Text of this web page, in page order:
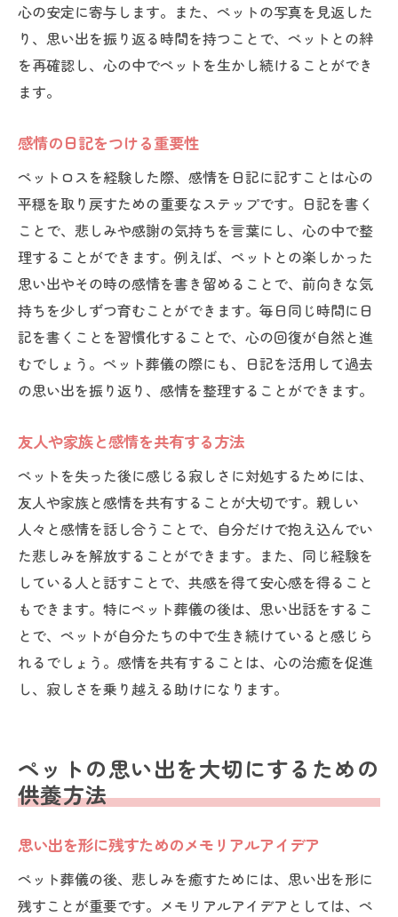
心の安定に寄与します。また、ペットの写真を見返した
り、思い出を振り返る時間を持つことで、ペットとの絆
を再確認し、心の中でペットを生かし続けることができ
ます。
感情の日記をつける重要性
ペットロスを経験した際、感情を日記に記すことは心の
平穏を取り戻すための重要なステップです。日記を書く
ことで、悲しみや感謝の気持ちを言葉にし、心の中で整
理することができます。例えば、ペットとの楽しかった
思い出やその時の感情を書き留めることで、前向きな気
持ちを少しずつ育むことができます。毎日同じ時間に日
記を書くことを習慣化することで、心の回復が自然と進
むでしょう。ペット葬儀の際にも、日記を活用して過去
の思い出を振り返り、感情を整理することができます。
友人や家族と感情を共有する方法
ペットを失った後に感じる寂しさに対処するためには、
友人や家族と感情を共有することが大切です。親しい
人々と感情を話し合うことで、自分だけで抱え込んでい
た悲しみを解放することができます。また、同じ経験を
している人と話すことで、共感を得て安心感を得ること
もできます。特にペット葬儀の後は、思い出話をするこ
とで、ペットが自分たちの中で生き続けていると感じら
れるでしょう。感情を共有することは、心の治癒を促進
し、寂しさを乗り越える助けになります。
ペットの思い出を大切にするための
供養方法
思い出を形に残すためのメモリアルアイデア
ペット葬儀の後、悲しみを癒すためには、思い出を形に
残すことが重要です。メモリアルアイデアとしては、ペ